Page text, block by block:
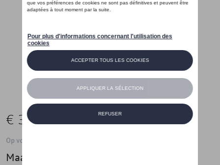
€ 35,01
Op voorraad
Maat